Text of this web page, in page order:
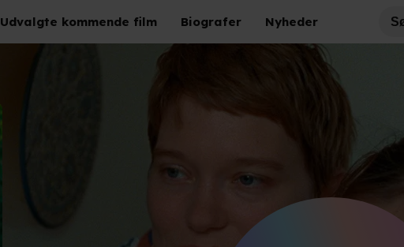
Udvalgte kommende film Biografer Nyheder